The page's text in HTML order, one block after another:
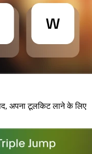
अपना टूलकिट लाने के लिए